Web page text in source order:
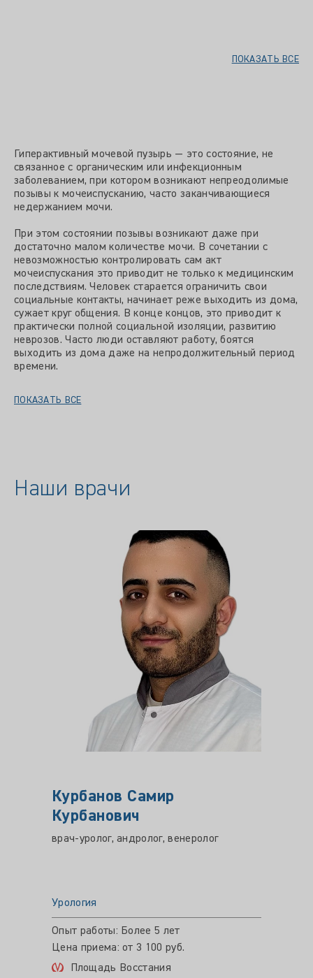
ПОКАЗАТЬ ВСЕ
Гиперактивный мочевой пузырь — это состояние, не
связанное с органическим или инфекционным
заболеванием, при котором возникают непреодолимые
позывы к мочеиспусканию, часто заканчивающиеся
недержанием мочи.
При этом состоянии позывы возникают даже при
достаточно малом количестве мочи. В сочетании с
невозможностью контролировать сам акт
мочеиспускания это приводит не только к медицинским
последствиям. Человек старается ограничить свои
социальные контакты, начинает реже выходить из дома,
сужает круг общения. В конце концов, это приводит к
практически полной социальной изоляции, развитию
неврозов. Часто люди оставляют работу, боятся
выходить из дома даже на непродолжительный период
времени.
ПОКАЗАТЬ ВСЕ
Наши врачи
Курбанов Самир
Курбанович
врач-уролог, андролог, венеролог
Урология
Опыт работы: Более 5 лет
Цена приема: от 3 100 руб.
Площадь Восстания